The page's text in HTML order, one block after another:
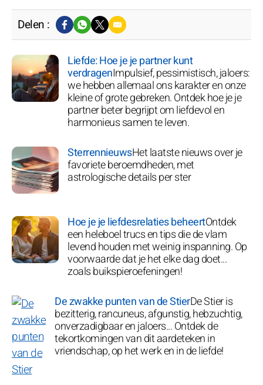
Delen :
Liefde: Hoe je je partner kunt
verdragenImpulsief, pessimistisch, jaloers:
we hebben allemaal ons karakter en onze
kleine of grote gebreken. Ontdek hoe je je
partner beter begrijpt om liefdevol en
harmonieus samen te leven.
SterrennieuwsHet laatste nieuws over je
favoriete beroemdheden, met
astrologische details per ster
Hoe je je liefdesrelaties beheertOntdek
een heleboel trucs en tips die de vlam
levend houden met weinig inspanning. Op
voorwaarde dat je het elke dag doet...
zoals buikspieroefeningen!
De zwakke punten van de StierDe Stier is
bezitterig, rancuneus, afgunstig, hebzuchtig,
onverzadigbaar en jaloers... Ontdek de
tekortkomingen van dit aardeteken in
vriendschap, op het werk en in de liefde!